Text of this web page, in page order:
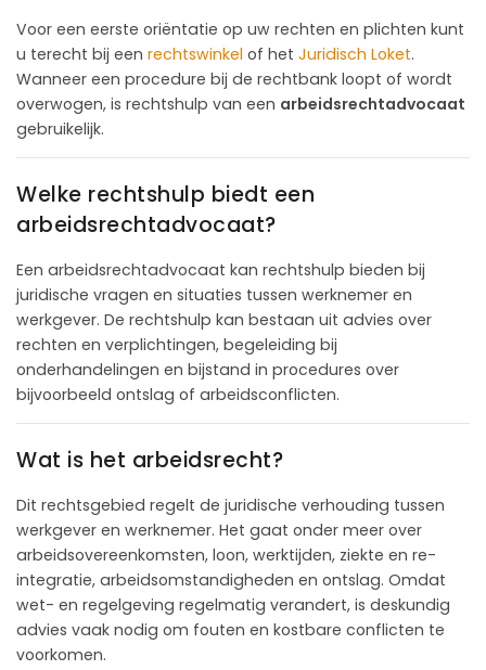
Voor een eerste oriëntatie op uw rechten en plichten kunt
u terecht bij een rechtswinkel of het Juridisch Loket.
Wanneer een procedure bij de rechtbank loopt of wordt
overwogen, is rechtshulp van een arbeidsrechtadvocaat
gebruikelijk.
Welke rechtshulp biedt een
arbeidsrechtadvocaat?
Een arbeidsrechtadvocaat kan rechtshulp bieden bij
juridische vragen en situaties tussen werknemer en
werkgever. De rechtshulp kan bestaan uit advies over
rechten en verplichtingen, begeleiding bij
onderhandelingen en bijstand in procedures over
bijvoorbeeld ontslag of arbeidsconflicten.
Wat is het arbeidsrecht?
Dit rechtsgebied regelt de juridische verhouding tussen
werkgever en werknemer. Het gaat onder meer over
arbeidsovereenkomsten, loon, werktijden, ziekte en re-
integratie, arbeidsomstandigheden en ontslag. Omdat
wet- en regelgeving regelmatig verandert, is deskundig
advies vaak nodig om fouten en kostbare conflicten te
voorkomen.